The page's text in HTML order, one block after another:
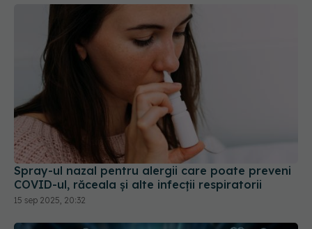
Spray-ul nazal pentru alergii care poate preveni
COVID-ul, răceala și alte infecții respiratorii
15 sep 2025, 20:32